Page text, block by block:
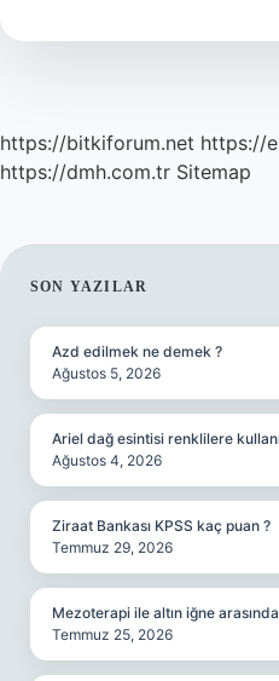
Ne
https://bitkiforum.net https://
https://dmh.com.tr Sitemap
SIDEBAR
SON YAZILAR
Azd edilmek ne demek ?
Ağustos 5, 2026
Ariel dağ esintisi renklilere
Ağustos 4, 2026
Ziraat Bankası KPSS kaç puan ?
Temmuz 29, 2026
Mezoterapi ile altın iğne
Temmuz 25, 2026